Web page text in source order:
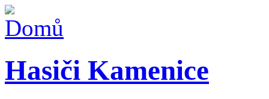
Hasiči Kamenice